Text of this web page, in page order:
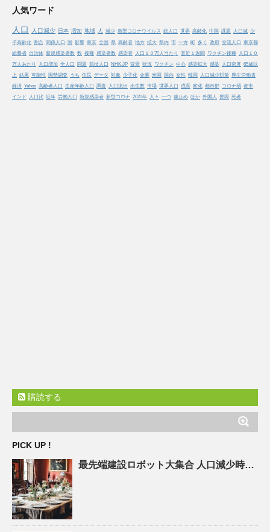
人気ワード
人口
人口減少 日本 増加 地域 人 減少 新型コロナウイルス 総人口 世界 高齢化 中国 課題 人口減 少
子高齢化 割合 関係人口 国 影響 東京 全国 県 高齢者 地方 拡大 県内 市 一方 町 多く 政府 交流人口 東京都
総務省 自治体 新規感染者数 数 接種 感染者数 感染者 人口１０万人当たり 直近１週間 ワクチン接種 人口１０
万人あたり
人口増加 全人口 問題 競技人口 NHK.JP 背景 状況 ワクチン 中心 感染拡大 感染 人口密度 65歳以
上 結果 可能性 国勢調査 うち 住民 データ 対象 少子化 企業 米国 国内 女性 韓国 人口減少対策
厚生労働省
経済 Yahoo 高齢者人口 生産年齢人口 調査 人口流出 出生数 市場 世界人口 成長 変化 都市部 コロナ禍 都市
インド
人口比 近年 労働人口 新規感染者 新型コロナ 2020年 人々 一つ 歯止め ほか 外国人 要因 死者
購読する
PICK UP !
最先端建設ロボット大集合 人口 減少時代の建設現場を救え! – ASCII.jp